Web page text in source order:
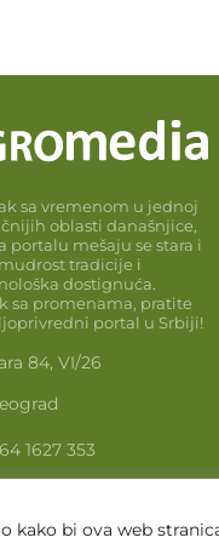
kako bi ova web
sa vremenom u jednoj
oblasti današnjice,
portalu mešaju se stara i
tradicije i
dostignuća.
sa promenama, pratite
portal u Srbiji!
84, VI/26
1627 353